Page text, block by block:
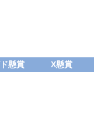
懸賞 X懸賞